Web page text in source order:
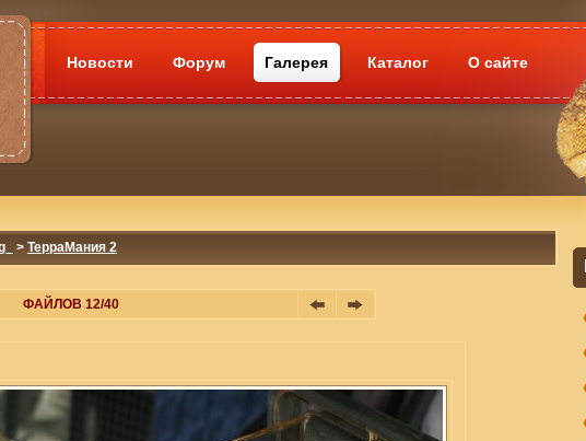
Новости Форум Галерея Каталог О сайте
> ТерраМания 2
ФАЙЛОВ 12/40